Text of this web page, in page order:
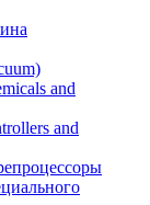
and
and